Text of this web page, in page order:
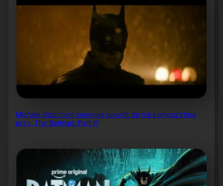
Michael Giacchino sugeruje powrót do roli kompozytora
przy „The Batman: Part II”